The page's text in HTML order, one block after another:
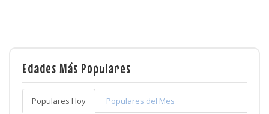
Edades Más Populares
Populares Hoy Populares del Mes